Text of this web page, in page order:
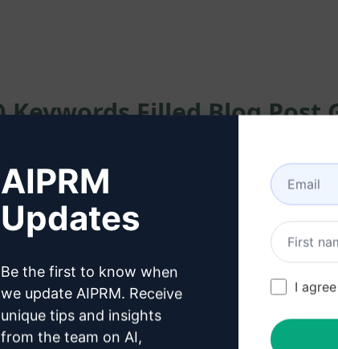
Keywords Filled Blog Post
teli címeket, meta leírásokat és
címek, meta leírások és kiterjesztett leírások
optimalizálásában a keresőmotorok számára
a blogbejegyzések hatékonyabbá tételére
AIPRM
Updates
Be the first to know when
we update AIPRM. Receive
unique tips and insights
from the team on AI,
I